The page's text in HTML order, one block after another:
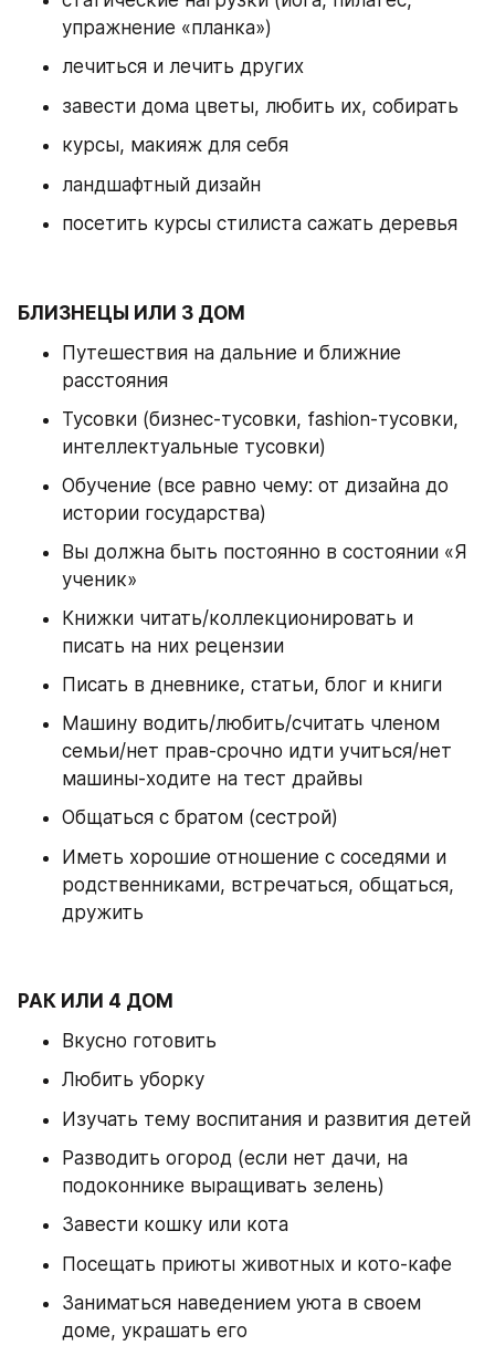
упражнение «планка»)
лечиться и лечить других
завести дома цветы, любить их, собирать
курсы, макияж для себя
ландшафтный дизайн
посетить курсы стилиста сажать деревья
БЛИЗНЕЦЫ ИЛИ 3 ДОМ
Путешествия на дальние и ближние
расстояния
Тусовки (бизнес-тусовки, fashion-тусовки,
интеллектуальные тусовки)
Обучение (все равно чему: от дизайна до
истории государства)
Вы должна быть постоянно в состоянии «Я
ученик»
Книжки читать/коллекционировать и
писать на них рецензии
Писать в дневнике, статьи, блог и книги
Машину водить/любить/считать членом
семьи/нет прав-срочно идти учиться/нет
машины-ходите на тест драйвы
Общаться с братом (сестрой)
Иметь хорошие отношение с соседями и
родственниками, встречаться, общаться,
дружить
РАК ИЛИ 4 ДОМ
Вкусно готовить
Любить уборку
Изучать тему воспитания и развития детей
Разводить огород (если нет дачи, на
подоконнике выращивать зелень)
Завести кошку или кота
Посещать приюты животных и кото-кафе
Заниматься наведением уюта в своем
доме, украшать его